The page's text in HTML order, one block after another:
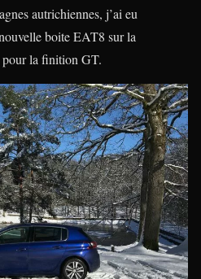
autrichiennes, j’ai eu
boite EAT8 sur la
la finition GT.